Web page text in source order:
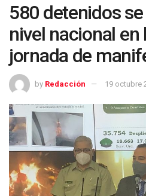
580 detenidos
nivel nacional en
jornada de
by Redacción 19 octubre